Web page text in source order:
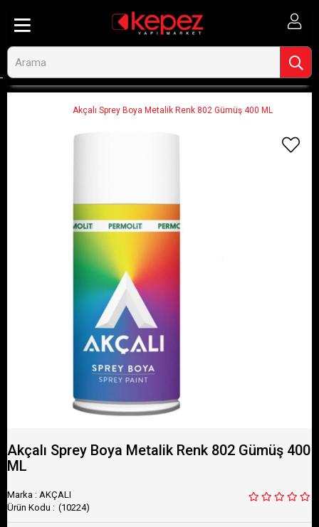
Akçalı Sprey Boya Metalik Renk 802 Gümüş 400 ML
Akçalı Sprey Boya Metalik Renk 802 Gümüş 400
ML
Marka : AKÇALI
(10224)